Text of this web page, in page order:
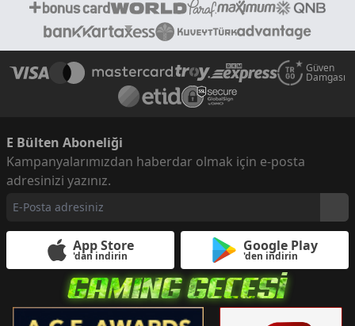
Güven
Damgası
E Bülten Aboneliği
Kampanyalarımızdan haberdar olmak için e-posta
adresinizi yazınız.
App Store
'dan indirin
Google Play
'den indirin